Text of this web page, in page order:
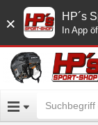
× HP´s
In App